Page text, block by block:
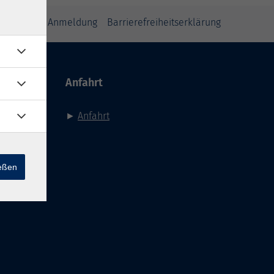
zur Anmeldung Barrierefreiheitserklärung
Anfahrt
► Anfahrt